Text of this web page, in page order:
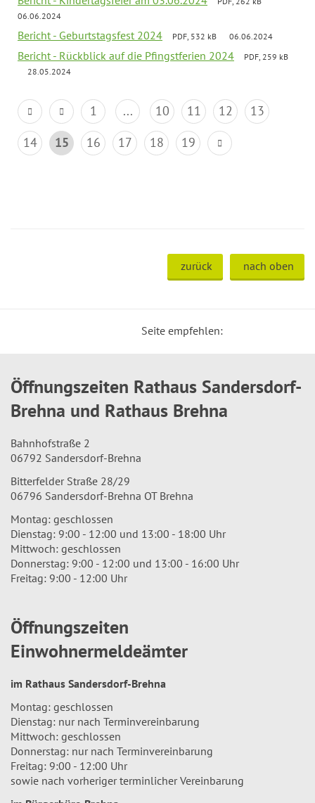
06.06.2024
Bericht - Geburtstagsfest 2024 PDF, 532 kB 06.06.2024
Bericht - Rückblick auf die Pfingstferien 2024
PDF, 259 kB
28.05.2024
1 ... 10 11 12
13
14
15 16 17 18 19
zurück nach oben
Seite empfehlen:
Öffnungszeiten Rathaus Sandersdorf-
Brehna und Rathaus Brehna
Bahnhofstraße 2
06792 Sandersdorf-Brehna
Bitterfelder Straße 28/29
06796 Sandersdorf-Brehna OT Brehna
Montag: geschlossen
Dienstag: 9:00 - 12:00 und 13:00 - 18:00 Uhr
Mittwoch: geschlossen
Donnerstag: 9:00 - 12:00 und 13:00 - 16:00 Uhr
Freitag: 9:00 - 12:00 Uhr
Öffnungszeiten
Einwohnermeldeämter
im Rathaus Sandersdorf-Brehna
Montag: geschlossen
Dienstag: nur nach Terminvereinbarung
Mittwoch: geschlossen
Donnerstag: nur nach Terminvereinbarung
Freitag: 9:00 - 12:00 Uhr
sowie nach vorheriger terminlicher Vereinbarung